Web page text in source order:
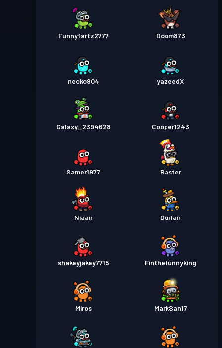
Przepustka bojowa
Season
Poziom
Przepustka bojowa
Poziom
Funnyfartz2777 Doom873
necko904 yazeedX
Galaxy_2394628 Cooper1243
Samer1977 Raster
Niaan Durlan
shakeyjakey7715 Finthefunnyking
Miros MarkSan17